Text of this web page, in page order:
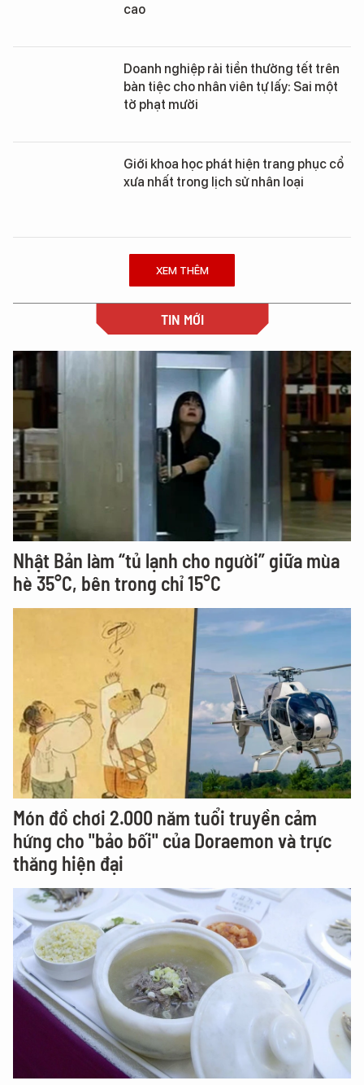
cao
Doanh nghiệp rải tiền thưởng tết trên
bàn tiệc cho nhân viên tự lấy: Sai một
tờ phạt mười
Giới khoa học phát hiện trang phục cổ
xưa nhất trong lịch sử nhân loại
XEM THÊM
TIN MỚI
Nhật Bản làm “tủ lạnh cho người” giữa mùa
hè 35°C, bên trong chỉ 15°C
Món đồ chơi 2.000 năm tuổi truyền cảm
hứng cho "bảo bối" của Doraemon và trực
thăng hiện đại